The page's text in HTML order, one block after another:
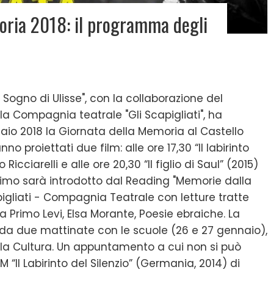
2018: il programma degli
di Ulisse", con la collaborazione del
Compagnia teatrale "Gli Scapigliati", ha
2018 la Giornata della Memoria al Castello
proiettati due film: alle ore 17,30 “Il labirinto
Ricciarelli e alle ore 20,30 “Il figlio di Saul” (2015)
sarà introdotto dal Reading "Memorie dalla
- Compagnia Teatrale con letture tratte
Primo Levi, Elsa Morante, Poesie ebraiche. La
due mattinate con le scuole (26 e 27 gennaio),
Cultura. Un appuntamento a cui non si può
“Il Labirinto del Silenzio” (Germania, 2014) di